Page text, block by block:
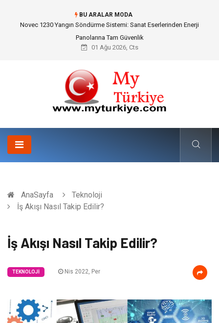
BU ARALAR MODA
Novec 1230 Yangın Söndürme Sistemi: Sanat Eserlerinden Enerji
Panolarına Tam Güvenlik
01 Ağu 2026, Cts
AnaSayfa
Teknoloji
İş Akışı Nasıl Takip Edilir?
İş Akışı Nasıl Takip Edilir?
TEKNOLOJI Nis 2022, Per